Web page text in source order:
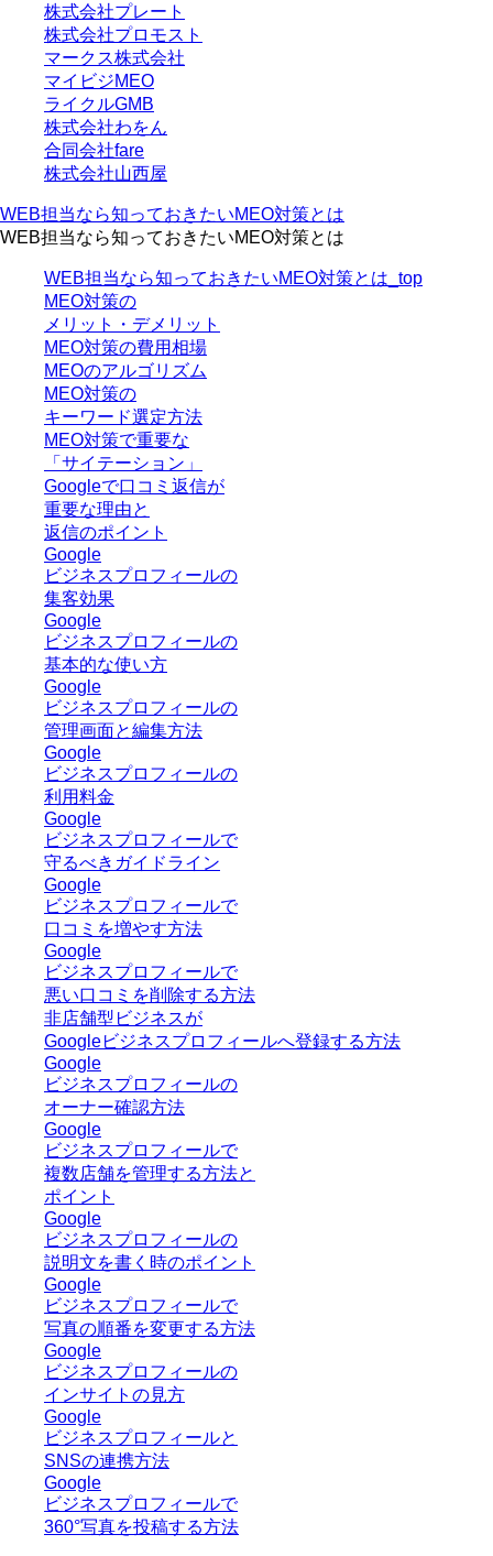
株式会社プレート
株式会社プロモスト
マークス株式会社
マイビジMEO
ライクルGMB
株式会社わをん
合同会社fare
株式会社山西屋
WEB担当なら知っておきたいMEO対策とは
WEB担当なら知っておきたいMEO対策とは
WEB担当なら知っておきたいMEO対策とは_top
MEO対策の
メリット・デメリット
MEO対策の費用相場
MEOのアルゴリズム
MEO対策の
キーワード選定方法
MEO対策で重要な
「サイテーション」
Googleで口コミ返信が
重要な理由と
返信のポイント
Google
ビジネスプロフィールの
集客効果
Google
ビジネスプロフィールの
基本的な使い方
Google
ビジネスプロフィールの
管理画面と編集方法
Google
ビジネスプロフィールの
利用料金
Google
ビジネスプロフィールで
守るべきガイドライン
Google
ビジネスプロフィールで
口コミを増やす方法
Google
ビジネスプロフィールで
悪い口コミを削除する方法
非店舗型ビジネスが
Googleビジネスプロフィールへ登録する方法
Google
ビジネスプロフィールの
オーナー確認方法
Google
ビジネスプロフィールで
複数店舗を管理する方法と
ポイント
Google
ビジネスプロフィールの
説明文を書く時のポイント
Google
ビジネスプロフィールで
写真の順番を変更する方法
Google
ビジネスプロフィールの
インサイトの見方
Google
ビジネスプロフィールと
SNSの連携方法
Google
ビジネスプロフィールで
360°写真を投稿する方法